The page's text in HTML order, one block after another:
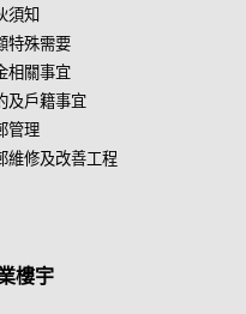
須知
特殊需要
相關事宜
及戶籍事宜
管理
維修及改善工程
樓宇